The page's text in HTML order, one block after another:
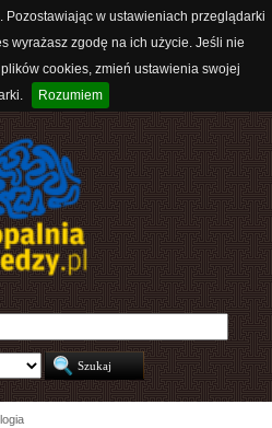
Pozostawiając w ustawieniach przeglądarki
wyrażasz zgodę na ich użycie. Jeśli nie
cookies, zmień ustawienia swojej
Rozumiem